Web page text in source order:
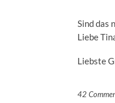
Sind das
Liebe
Liebste
42